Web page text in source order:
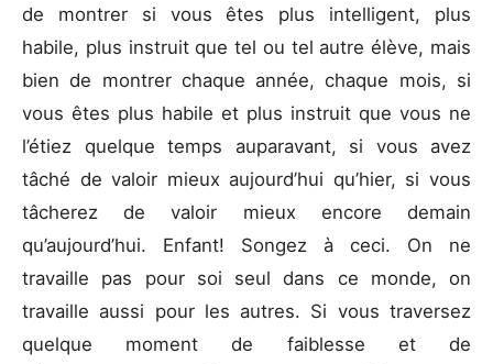
de montrer si vous êtes plus intelligent, plus
habile, plus instruit que tel ou tel autre élève, mais
bien de montrer chaque année, chaque mois, si
vous êtes plus habile et plus instruit que vous ne
l’étiez quelque temps auparavant, si vous avez
tâché de valoir mieux aujourd’hui qu’hier, si vous
tâcherez de valoir mieux encore demain
qu’aujourd’hui. Enfant! Songez à ceci. On ne
travaille pas pour soi seul dans ce monde, on
travaille aussi pour les autres. Si vous traversez
quelque moment de faiblesse et de